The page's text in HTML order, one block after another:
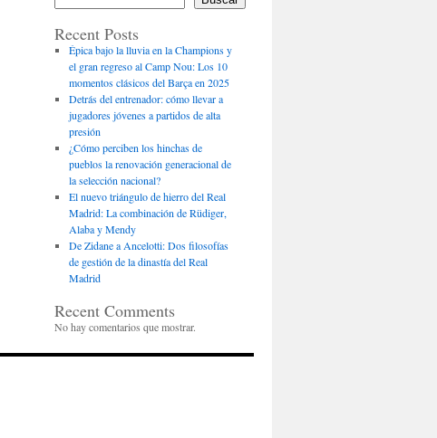
Recent Posts
Épica bajo la lluvia en la Champions y
el gran regreso al Camp Nou: Los 10
momentos clásicos del Barça en 2025
Detrás del entrenador: cómo llevar a
jugadores jóvenes a partidos de alta
presión
¿Cómo perciben los hinchas de
pueblos la renovación generacional de
la selección nacional?
El nuevo triángulo de hierro del Real
Madrid: La combinación de Rüdiger,
Alaba y Mendy
De Zidane a Ancelotti: Dos filosofías
de gestión de la dinastía del Real
Madrid
Recent Comments
No hay comentarios que mostrar.